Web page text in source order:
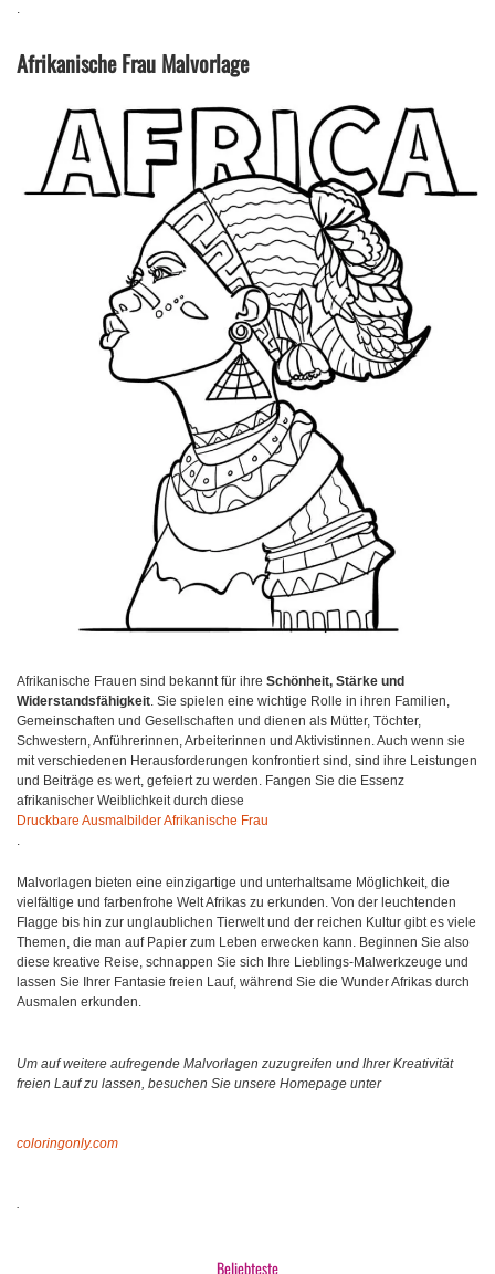
.
Afrikanische Frau Malvorlage
Afrikanische Frauen sind bekannt für ihre Schönheit, Stärke und
Widerstandsfähigkeit. Sie spielen eine wichtige Rolle in ihren Familien,
Gemeinschaften und Gesellschaften und dienen als Mütter, Töchter,
Schwestern, Anführerinnen, Arbeiterinnen und Aktivistinnen. Auch wenn sie
mit verschiedenen Herausforderungen konfrontiert sind, sind ihre Leistungen
und Beiträge es wert, gefeiert zu werden. Fangen Sie die Essenz
afrikanischer Weiblichkeit durch diese
Druckbare Ausmalbilder Afrikanische Frau
.
Malvorlagen bieten eine einzigartige und unterhaltsame Möglichkeit, die
vielfältige und farbenfrohe Welt Afrikas zu erkunden. Von der leuchtenden
Flagge bis hin zur unglaublichen Tierwelt und der reichen Kultur gibt es viele
Themen, die man auf Papier zum Leben erwecken kann. Beginnen Sie also
diese kreative Reise, schnappen Sie sich Ihre Lieblings-Malwerkzeuge und
lassen Sie Ihrer Fantasie freien Lauf, während Sie die Wunder Afrikas durch
Ausmalen erkunden.
Um auf weitere aufregende Malvorlagen zuzugreifen und Ihrer Kreativität
freien Lauf zu lassen, besuchen Sie unsere Homepage unter
coloringonly.com
.
Beliebteste